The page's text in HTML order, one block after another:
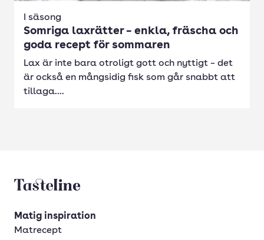
I säsong
Somriga laxrätter – enkla, fräscha och
goda recept för sommaren
Lax är inte bara otroligt gott och nyttigt – det
är också en mångsidig fisk som går snabbt att
tillaga....
Tasteline startsida
Matig inspiration
Matrecept